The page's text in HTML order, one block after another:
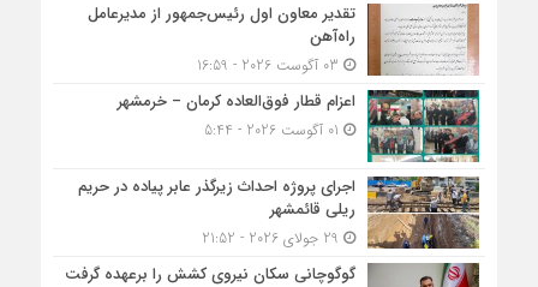
تقدیر معاون اول رئیس‌جمهور از مدیرعامل
راه‌آهن
اعزام قطار فوق‌العاده کرمان – خرمشهر
اجرای پروژه احداث زیرگذر عابر پیاده در حریم
ریلی قائمشهر
گوگوچانی سکان نیروی کشش را برعهده گرفت